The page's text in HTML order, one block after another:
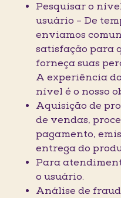
Pesquisar o
usuário – De
enviamos
satisfação para
forneça suas
A experiência
nível é o nosso
Aquisição de
de vendas,
pagamento,
entrega do
Para
o usuário.
Análise de